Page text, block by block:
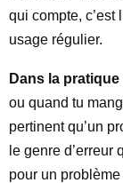
qui compte, c’est
usage régulier.
Dans la pratique
ou quand tu
pertinent qu’un
le genre d’erreur
pour un